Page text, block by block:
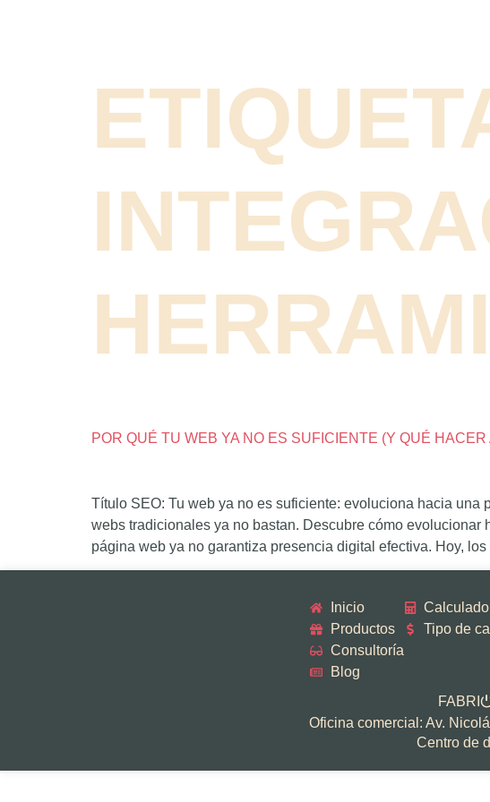
POR QUÉ TU WEB YA NO ES SUFICIENTE (Y QUÉ
Título SEO: Tu web ya no es suficiente: evoluciona hacia
webs tradicionales ya no bastan. Descubre cómo
página web ya no garantiza presencia digital efectiva. Hoy,
Inicio
Productos
Consultoría
Blog
Tipo de
FABRI
Oficina comercial: Av.
Centro de